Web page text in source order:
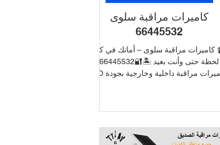
كاميرات مراقبة سلوى
66445532
كاميرات مراقبة سلوى – أمانك في كل
لحظة حتى وأنت بعيد 🏝️🔐66445532
كاميرات مراقبة داخلية وخارجية بجودة HD
📞 اطلب الآن خدمة تركيب كاميرات